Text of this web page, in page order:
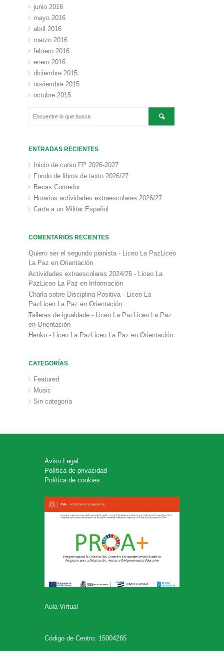
junio 2016
mayo 2016
abril 2016
marzo 2016
febrero 2016
enero 2016
diciembre 2015
noviembre 2015
octubre 2015
ENTRADAS RECIENTES
Inicio de curso FP 2026-2027
Fondo de libros de texto 2026/27
Becas Comedor
Horarios actividades extraescolares 2026/27
Carta a un Militar Español
COMENTARIOS RECIENTES
Quiero ser el segundo pianista - Liceo La PazLiceo
La Paz enOrientación
Actividades extraescolares 2024/25 - Liceo La
PazLiceo La Paz enInformación
Charla sobre Disciplina Positiva - Liceo La
PazLiceo La Paz enOrientación
Talleres de igualdade - Liceo La PazLiceo La Paz
enOrientación
Henko - Liceo La PazLiceo La Paz enOrientación
CATEGORÍAS
Featured
Music
Sin categoría
Aviso Legal
Política de privacidad
Política de cookies
Aula Virtual
Código de Centro: 15004265